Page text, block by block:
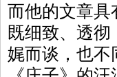
而他的文章具
既细致、透
娓而谈，也不